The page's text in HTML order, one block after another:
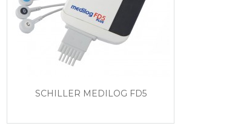
SCHILLER MEDILOG FD5